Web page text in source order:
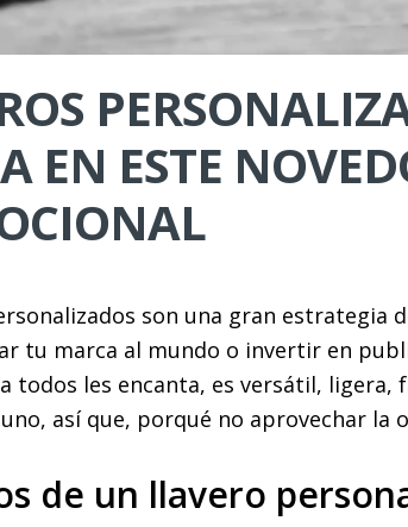
EN ESTE
son una gran estrategia
tu marca al mundo o invertir en
todos les encanta, es versátil,
así que, porqué no aprovechar
de un llavero